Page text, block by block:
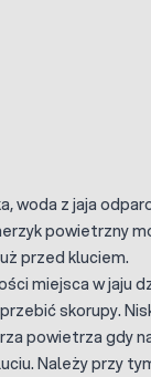
woda z jaja
powietrzny
przed kluciem.
miejsca w jaju
skorupy.
powietrza gdy
Należy przy